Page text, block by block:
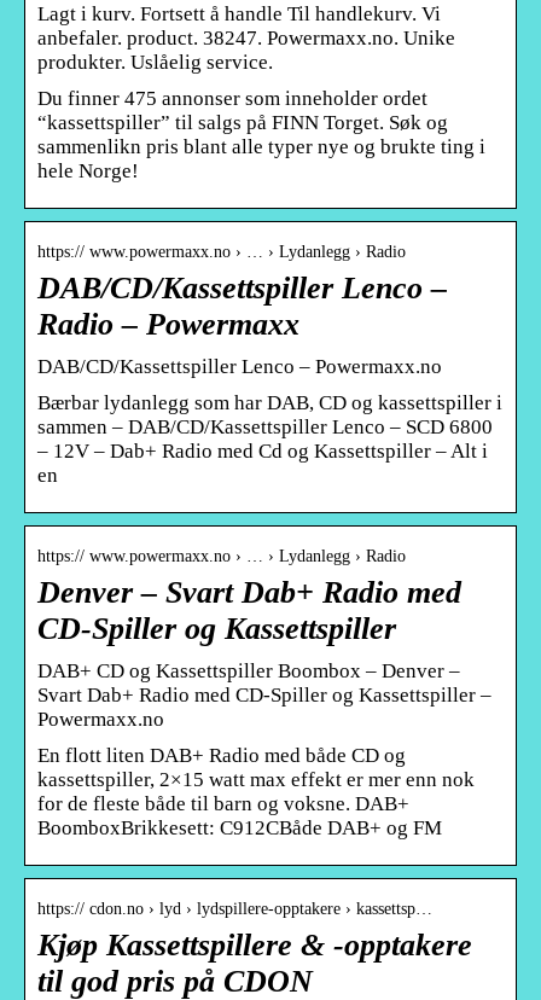
Lagt i kurv. Fortsett å handle Til handlekurv. Vi
anbefaler. product. 38247. Powermaxx.no. Unike
produkter. Uslåelig service.
Du finner 475 annonser som inneholder ordet
“kassettspiller” til salgs på FINN Torget. Søk og
sammenlikn pris blant alle typer nye og brukte ting i
hele Norge!
https:// www.powermaxx.no › … › Lydanlegg › Radio
DAB/CD/Kassettspiller Lenco –
Radio – Powermaxx
DAB/CD/Kassettspiller Lenco – Powermaxx.no
Bærbar lydanlegg som har DAB, CD og kassettspiller i
sammen – DAB/CD/Kassettspiller Lenco – SCD 6800
– 12V – Dab+ Radio med Cd og Kassettspiller – Alt i
en
https:// www.powermaxx.no › … › Lydanlegg › Radio
Denver – Svart Dab+ Radio med
CD-Spiller og Kassettspiller
DAB+ CD og Kassettspiller Boombox – Denver –
Svart Dab+ Radio med CD-Spiller og Kassettspiller –
Powermaxx.no
En flott liten DAB+ Radio med både CD og
kassettspiller, 2×15 watt max effekt er mer enn nok
for de fleste både til barn og voksne. DAB+
BoomboxBrikkesett: C912CBåde DAB+ og FM
https:// cdon.no › lyd › lydspillere-opptakere › kassettsp…
Kjøp Kassettspillere & -opptakere
til god pris på CDON